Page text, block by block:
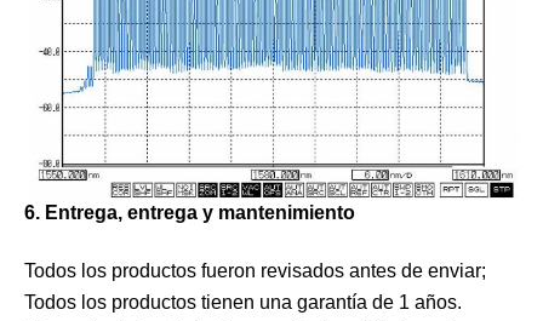
6. Entrega, entrega y mantenimiento
Todos los productos fueron revisados ​​antes de enviar;
Todos los productos tienen una garantía de 1 años.